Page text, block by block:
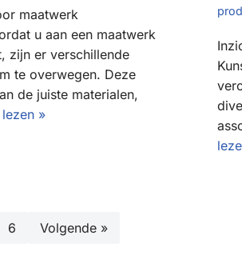
maatwerk
u aan een maatwerk
zijn er verschillende
te overwegen. Deze
de juiste materialen,
»
6 Volgende »